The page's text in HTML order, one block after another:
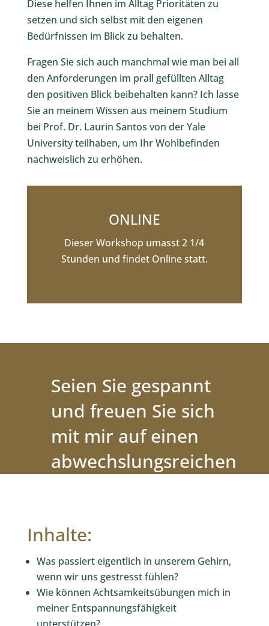
Diese helfen Ihnen im Alltag Prioritäten zu
setzen und sich selbst mit den eigenen
Bedürfnissen im Blick zu behalten.
Fragen Sie sich auch manchmal wie man bei all
den Anforderungen im prall gefüllten Alltag
den positiven Blick beibehalten kann? Ich lasse
Sie an meinem Wissen aus meinem Studium
bei Prof. Dr. Laurin Santos von der Yale
University teilhaben, um Ihr Wohlbefinden
nachweislich zu erhöhen.
ONLINE
Dieser Workshop umasst 2 1/4
Stunden und findet Online statt.
Seien Sie gespannt
und freuen Sie sich
mit mir auf einen
abwechslungsreichen
Workshop!
Inhalte:
Was passiert eigentlich in unserem Gehirn,
wenn wir uns gestresst fühlen?
Wie können Achtsamkeitsübungen mich in
meiner Entspannungsfähigkeit